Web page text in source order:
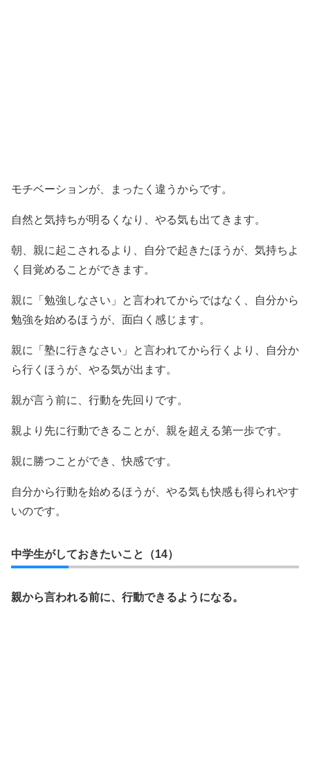
モチベーションが、まったく違うからです。
自然と気持ちが明るくなり、やる気も出てきます。
朝、親に起こされるより、自分で起きたほうが、気持ちよ
く目覚めることができます。
親に「勉強しなさい」と言われてからではなく、自分から
勉強を始めるほうが、面白く感じます。
親に「塾に行きなさい」と言われてから行くより、自分か
ら行くほうが、やる気が出ます。
親が言う前に、行動を先回りです。
親より先に行動できることが、親を超える第一歩です。
親に勝つことができ、快感です。
自分から行動を始めるほうが、やる気も快感も得られやす
いのです。
中学生がしておきたいこと（14）
親から言われる前に、行動できるようになる。